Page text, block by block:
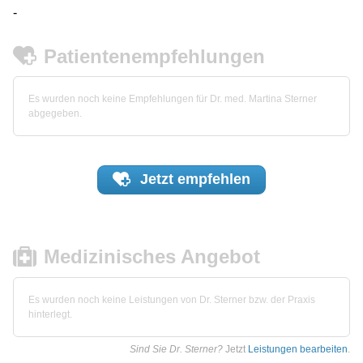
-
Patientenempfehlungen
Es wurden noch keine Empfehlungen für Dr. med. Martina Sterner
abgegeben.
Jetzt empfehlen
Medizinisches Angebot
Es wurden noch keine Leistungen von Dr. Sterner bzw. der Praxis
hinterlegt.
Sind Sie Dr. Sterner? Jetzt Leistungen bearbeiten.